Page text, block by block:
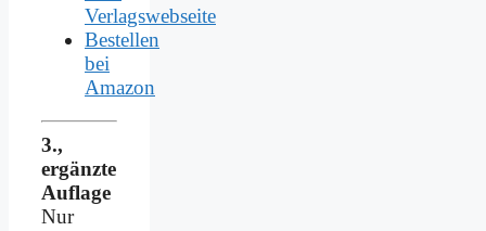
Verlagswebseite
Bestellen
bei
Amazon
3.,
ergänzte
Auflage
Nur